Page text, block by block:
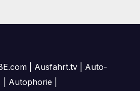
Ausfahrt.tv
Auto-
Autophorie